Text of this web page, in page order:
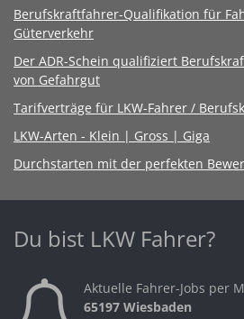
Berufskraftfahrer-Qualifikation für
Güterverkehr
Der ADR-Schein qualifiziert
von Gefahrgut
Tarifverträge für LKW-Fahrer /
LKW-Arten - Klein | Gross | Giga
Durchstarten mit der perfekten
Du bist LKW Fahrer?
Aktuelle Fahrer-Jobs per
65197 Wiesbaden